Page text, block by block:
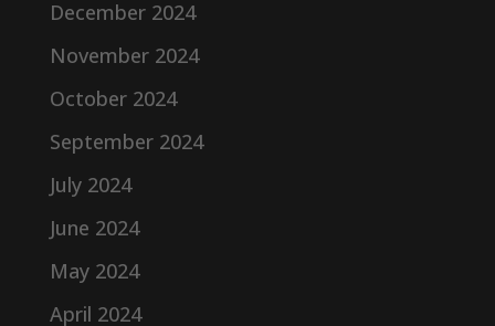
December 2024
November 2024
October 2024
September 2024
July 2024
June 2024
May 2024
April 2024